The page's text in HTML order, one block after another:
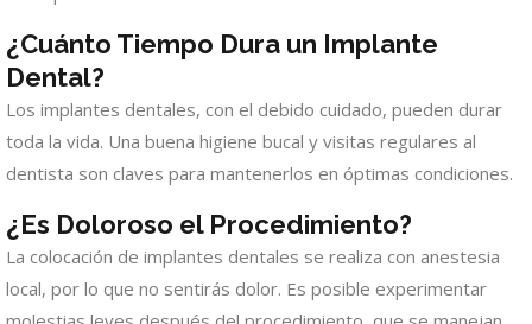
¿Cuánto Tiempo Dura un Implante
Dental?
Los implantes dentales, con el debido cuidado, pueden durar
toda la vida. Una buena higiene bucal y visitas regulares al
dentista son claves para mantenerlos en óptimas condiciones.
¿Es Doloroso el Procedimiento?
La colocación de implantes dentales se realiza con anestesia
local, por lo que no sentirás dolor. Es posible experimentar